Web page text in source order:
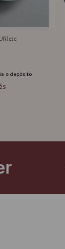
filete
o depósito